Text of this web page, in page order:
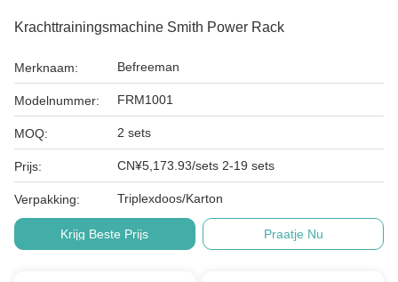
Krachttrainingsmachine Smith Power Rack
Merknaam: Befreeman
Modelnummer: FRM1001
MOQ: 2 sets
Prijs: CN¥5,173.93/sets 2-19 sets
Verpakking: Triplexdoos/Karton
Krijg Beste Prijs Praatje Nu